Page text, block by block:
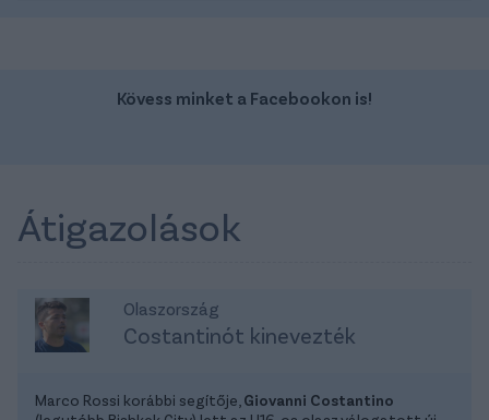
Kövess minket a Facebookon is!
Átigazolások
Olaszország
Costantinót kinevezték
Marco Rossi korábbi segítője, Giovanni Costantino